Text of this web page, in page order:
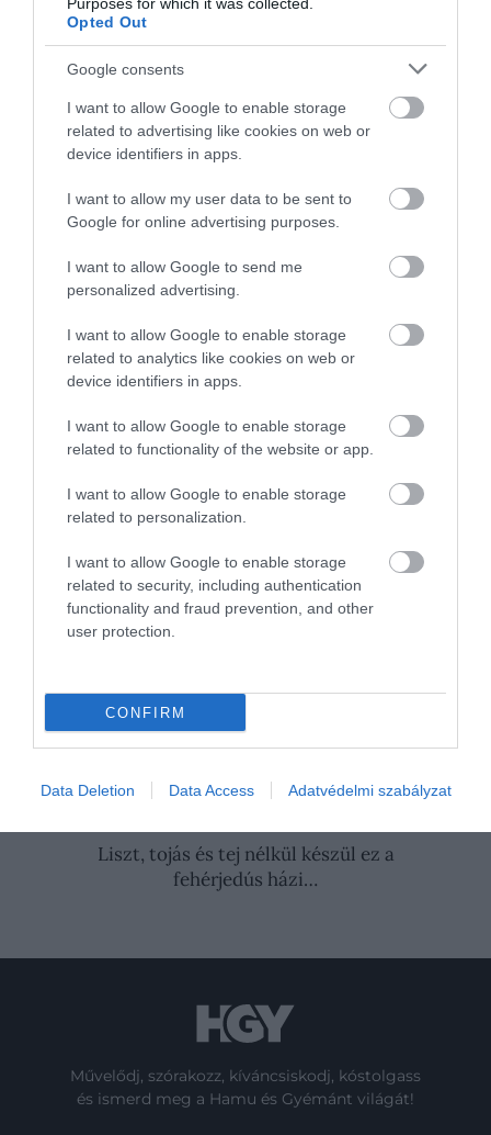
Opted Out
Google consents
I want to allow Google to enable storage
related to advertising like cookies on web or
device identifiers in apps.
I want to allow my user data to be sent to
Google for online advertising purposes.
I want to allow Google to send me
personalized advertising.
I want to allow Google to enable storage
related to analytics like cookies on web or
device identifiers in apps.
I want to allow Google to enable storage
related to functionality of the website or app.
I want to allow Google to enable storage
related to personalization.
I want to allow Google to enable storage
related to security, including authentication
functionality and fraud prevention, and other
user protection.
CONFIRM
Data Deletion Data Access Adatvédelmi szabályzat
Ezt a receptet is ajánljuk figyelmedbe:
készül az isteni fügelekvár, amit kezdőként sem
tudsz elrontani
​Így készül:
Készítsük el az öntetet: turmixoljuk össze a
kevés fűszernövényt tegyünk félre a salátához.
Az öntetet akár 24 órával a tálalás előtt is
elkészíthetjük.
Öntsük a babot és bébispenótot egy nagy tálba.
Adjuk hozzá a paradicsomot, az uborkát, a
forgassuk őket össze a kezünkkel. Tegyük a
saláta tetejére az avokádót, a fetát és a friss
fűszernövényeket, az öntetet pedig mellé
tálaljuk.
Forrás: BBC Good Food
Nyitókép: Fotó: Shutterstock
VEGETÁRIÁNUS
Rizsből készül a frissítő mexikói ital – így
készítsd el…
Liszt, tojás és tej nélkül készül ez a
fehérjedús házi…
Művelődj, szórakozz, kíváncsiskodj, kóstolgass
és ismerd meg a Hamu és Gyémánt világát!